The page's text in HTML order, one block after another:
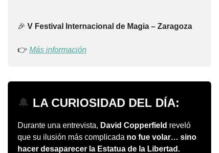
🎉 V Festival Internacional de Magia – Zaragoza
👉 Más información
🔔 LA CURIOSIDAD DEL DÍA:
Durante una entrevista, David Copperfield reveló
que su ilusión más complicada no fue volar… sino
hacer desaparecer la Estatua de la Libertad.